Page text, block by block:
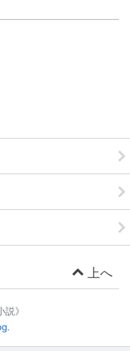
上へ
》
.